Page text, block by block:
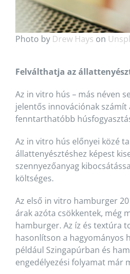
Photo by Drew Hays on
Felválthatja az
Az in vitro hús – más néven
jelentős innovációnak
fenntarthatóbb
Az in vitro hús előnyei közé
állattenyésztéshez képest
szennyezőanyag
költséges.
Az első in vitro hamburger
árak azóta csökkentek, még
hamburger. Az íz és textúra
hasonlítson a hagyományos
például Szingapúrban és
engedélyezési folyamat már